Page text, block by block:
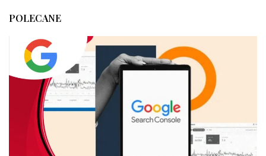
POLECANE